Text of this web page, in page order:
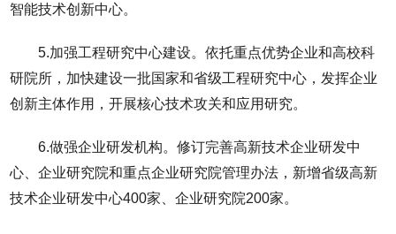
智能技术创新中心。
5.加强工程研究中心建设。依托重点优势企业和高校科
研院所，加快建设一批国家和省级工程研究中心，发挥企业
创新主体作用，开展核心技术攻关和应用研究。
6.做强企业研发机构。修订完善高新技术企业研发中
心、企业研究院和重点企业研究院管理办法，新增省级高新
技术企业研发中心400家、企业研究院200家。